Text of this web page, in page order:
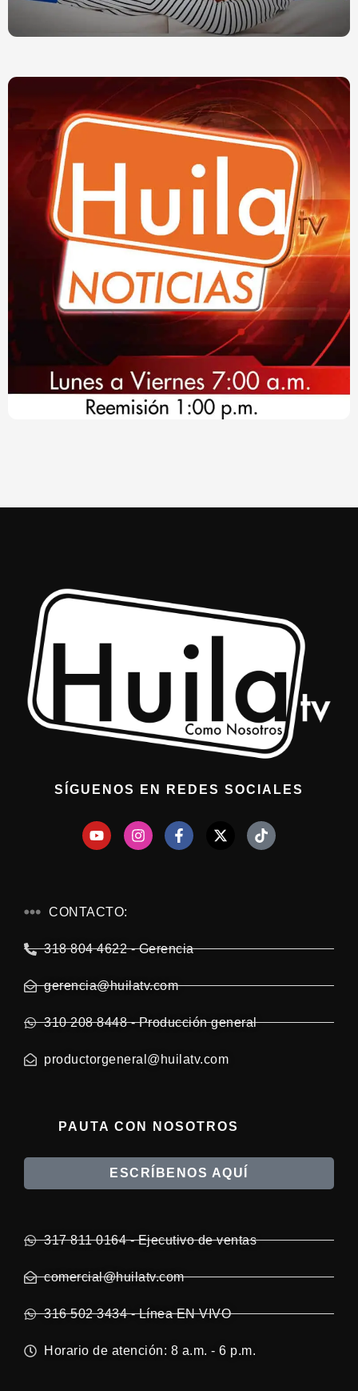
SÍGUENOS EN REDES SOCIALES
CONTACTO:
318 804 4622 - Gerencia
gerencia@huilatv.com
310 208 8448 - Producción general
productorgeneral@huilatv.com
PAUTA CON NOSOTROS
ESCRÍBENOS AQUÍ
317 811 0164 - Ejecutivo de ventas
comercial@huilatv.com
316 502 3434 - Línea EN VIVO
Horario de atención: 8 a.m. - 6 p.m.